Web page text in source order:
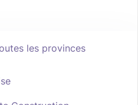
les provinces